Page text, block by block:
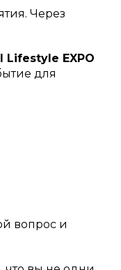
Через
Lifestyle EXPO
для
вопрос и